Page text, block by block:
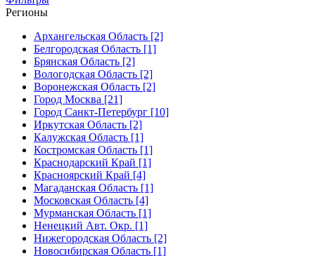
Регионы
Архангельская Область [2]
Белгородская Область [1]
Брянская Область [2]
Вологодская Область [2]
Воронежская Область [2]
Город Москва [21]
Город Санкт-Петербург [10]
Иркутская Область [2]
Калужская Область [1]
Костромская Область [1]
Краснодарский Край [1]
Красноярский Край [4]
Магаданская Область [1]
Московская Область [4]
Мурманская Область [1]
Ненецкий Авт. Окр. [1]
Нижегородская Область [2]
Новосибирская Область [1]